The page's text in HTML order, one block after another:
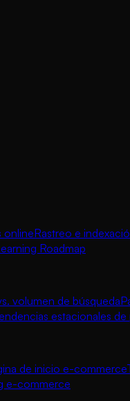
onlineRastreo e
Roadmap
volumen de búsqueda
estacionales de
de inicio e-commerce
e-commerce